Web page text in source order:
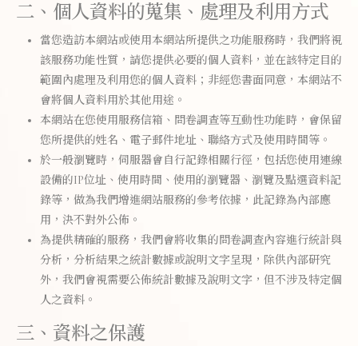
二、個人資料的蒐集、處理及利用方式
當您造訪本網站或使用本網站所提供之功能服務時，我們將視
該服務功能性質，請您提供必要的個人資料，並在該特定目的
範圍內處理及利用您的個人資料；非經您書面同意，本網站不
會將個人資料用於其他用途。
本網站在您使用服務信箱、問卷調查等互動性功能時，會保留
您所提供的姓名、電子郵件地址、聯絡方式及使用時間等。
於一般瀏覽時，伺服器會自行記錄相關行徑，包括您使用連線
設備的IP位址、使用時間、使用的瀏覽器、瀏覽及點選資料記
錄等，做為我們增進網站服務的參考依據，此記錄為內部應
用，決不對外公佈。
為提供精確的服務，我們會將收集的問卷調查內容進行統計與
分析，分析結果之統計數據或說明文字呈現，除供內部研究
外，我們會視需要公佈統計數據及說明文字，但不涉及特定個
人之資料。
三、資料之保護